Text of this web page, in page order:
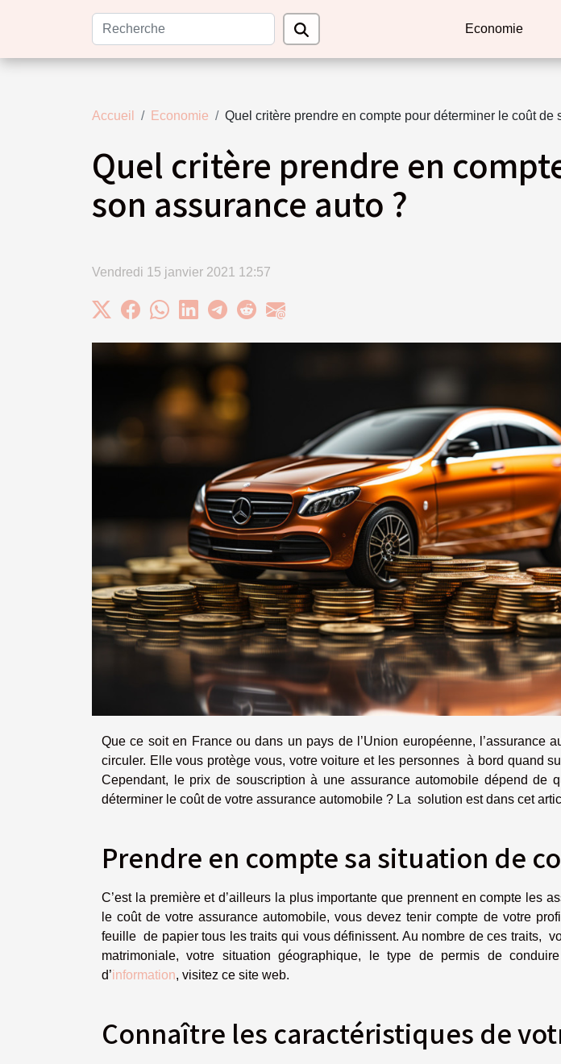
Economie
Accueil Economie Quel critère prendre en compte pour déterminer le coût de
Quel critère prendre en
son assurance auto ?
Vendredi 15 janvier 2021 12:57
Que ce soit en France ou dans un pays de l’Union européenne, l’assurance
circuler. Elle vous protège vous, votre voiture et les personnes à bord quand
Cependant, le prix de souscription à une assurance automobile dépend de
déterminer le coût de votre assurance automobile ? La solution est dans cet
Prendre en compte sa situation de
C’est la première et d’ailleurs la plus importante que prennent en compte les
le coût de votre assurance automobile, vous devez tenir compte de votre
feuille de papier tous les traits qui vous définissent. Au nombre de ces traits,
matrimoniale, votre situation géographique, le type de permis de
d’information, visitez ce site web.
Connaître les caractéristiques de